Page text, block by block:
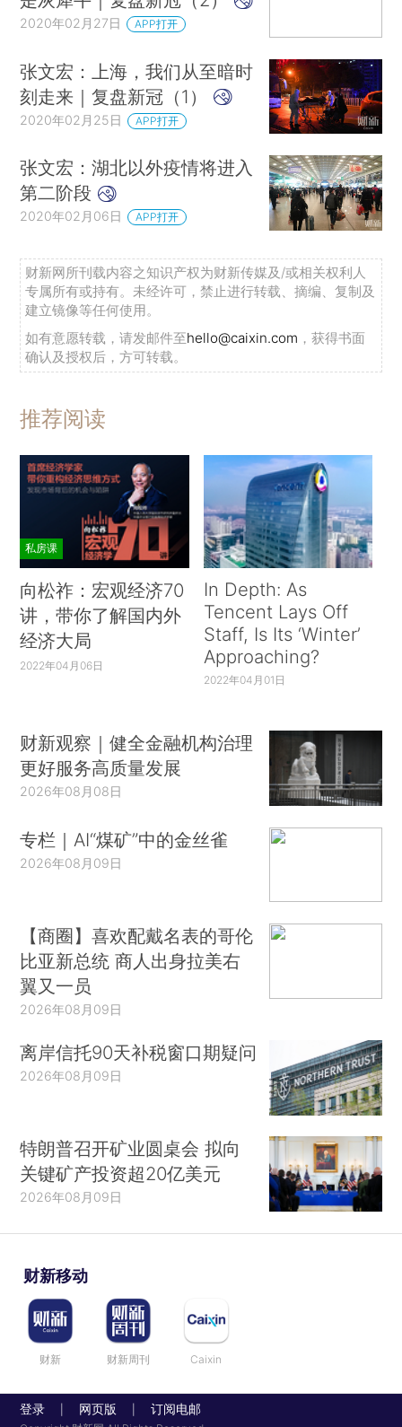
2020年02月27日 APP打开
张文宏：上海，我们从至暗时
刻走来｜复盘新冠（1）
2020年02月25日 APP打开
张文宏：湖北以外疫情将进入
第二阶段
2020年02月06日 APP打开
财新网所刊载内容之知识产权为财新传媒及/或相关权利人
专属所有或持有。未经许可，禁止进行转载、摘编、复制及
建立镜像等任何使用。
如有意愿转载，请发邮件至hello@caixin.com ，获得书面
确认及授权后，方可转载。
推荐阅读
私房课
向松祚：宏观经济70
讲，带你了解国内外
经济大局
2022年04月06日
In Depth: As
Tencent Lays Off
Staff, Is Its ‘Winter’
Approaching?
2022年04月01日
财新观察｜健全金融机构治理
更好服务高质量发展
2026年08月08日
专栏｜AI“煤矿”中的金丝雀
2026年08月09日
【商圈】喜欢配戴名表的哥伦
比亚新总统 商人出身拉美右
翼又一员
2026年08月09日
离岸信托90天补税窗口期疑问
2026年08月09日
特朗普召开矿业圆桌会 拟向
关键矿产投资超20亿美元
2026年08月09日
财新移动
财新 财新周刊 Caixin
登录 网页版 订阅电邮